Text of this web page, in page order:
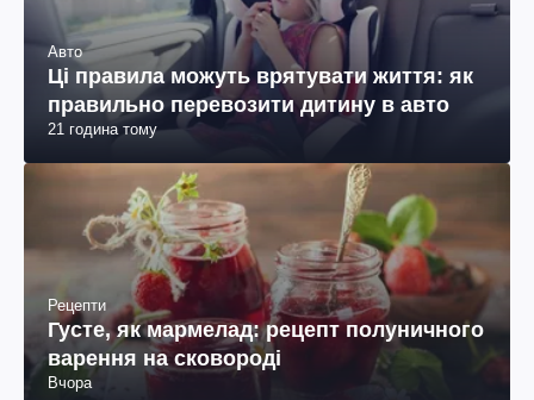
Авто
Ці правила можуть врятувати життя: як
правильно перевозити дитину в авто
21 година тому
Рецепти
Густе, як мармелад: рецепт полуничного
варення на сковороді
Вчора